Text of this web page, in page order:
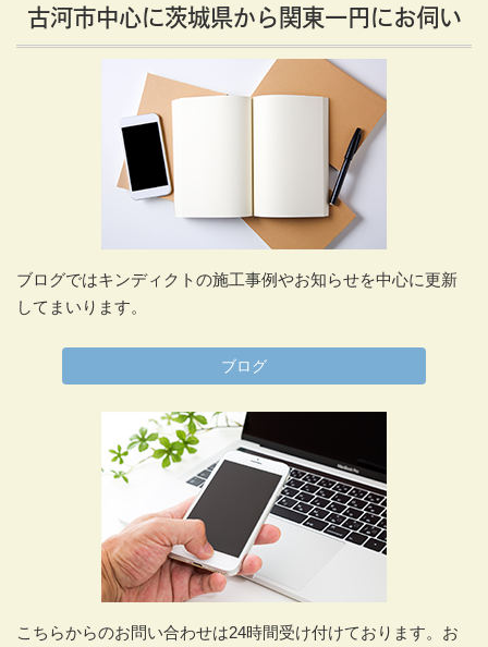
古河市中心に茨城県から関東一円にお伺い
ブログではキンディクトの施工事例やお知らせを中心に更新
してまいります。
ブログ
こちらからのお問い合わせは24時間受け付けております。お